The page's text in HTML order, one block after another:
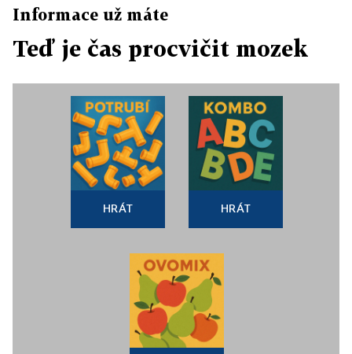
Informace už máte
Teď je čas procvičit mozek
HRÁT HRÁT